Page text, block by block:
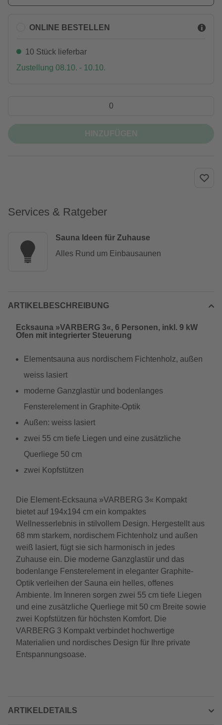
ONLINE BESTELLEN
10 Stück lieferbar
Zustellung 08.10. - 10.10.
Services & Ratgeber
Sauna Ideen für Zuhause
Alles Rund um Einbausaunen
ARTIKELBESCHREIBUNG
Ecksauna »VARBERG 3«, 6 Personen, inkl. 9 kW
Ofen mit integrierter Steuerung
Elementsauna aus nordischem Fichtenholz, außen
weiss lasiert
moderne Ganzglastür und bodenlanges
Fensterelement in Graphite-Optik
Außen: weiss lasiert
zwei 55 cm tiefe Liegen und eine zusätzliche
Querliege 50 cm
zwei Kopfstützen
Die Element-Ecksauna »VARBERG 3« Kompakt
bietet auf 194x194 cm ein kompaktes
Wellnesserlebnis in stilvollem Design. Hergestellt aus
68 mm starkem, nordischem Fichtenholz und außen
weiß lasiert, fügt sie sich harmonisch in jedes
Zuhause ein. Die moderne Ganzglastür und das
bodenlange Fensterelement in eleganter Graphite-
Optik verleihen der Sauna ein helles, offenes
Ambiente. Im Inneren sorgen zwei 55 cm tiefe Liegen
und eine zusätzliche Querliege mit 50 cm Breite sowie
zwei Kopfstützen für höchsten Komfort. Die
VARBERG 3 Kompakt verbindet hochwertige
Materialien und nordisches Design für Ihre private
Entspannungsoase.
ARTIKELDETAILS